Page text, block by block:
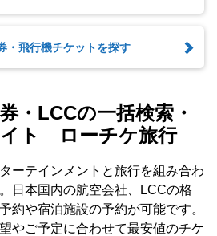
・飛行機チケットを探す
・LCCの一括検索・
イト ローチケ旅行
ーテインメントと旅行を組み合わ
日本国内の航空会社、LCCの格
約や宿泊施設の予約が可能です。
やご予定に合わせて最安値のチケ